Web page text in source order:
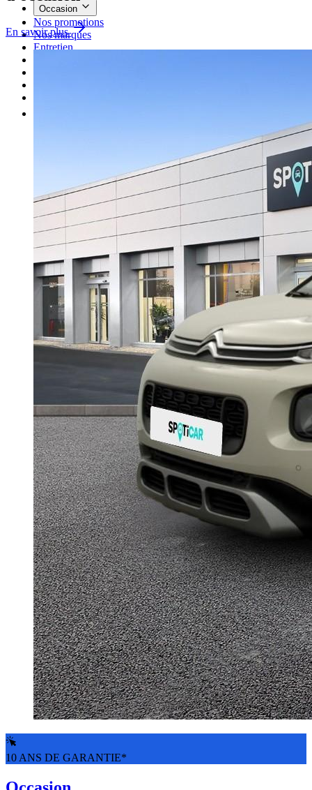
Occasion
Nos promotions
Nos marques
Entretien
En savoir plus
10 ANS DE GARANTIE*